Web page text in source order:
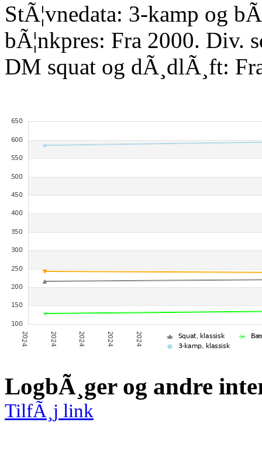
StÃ¦vnedata: 3-kamp og
bÃ¦nkpres: Fra 2000. Div.
DM squat og dÃ¸dlÃ¸ft:
LogbÃ¸ger og andre
TilfÃ¸j link